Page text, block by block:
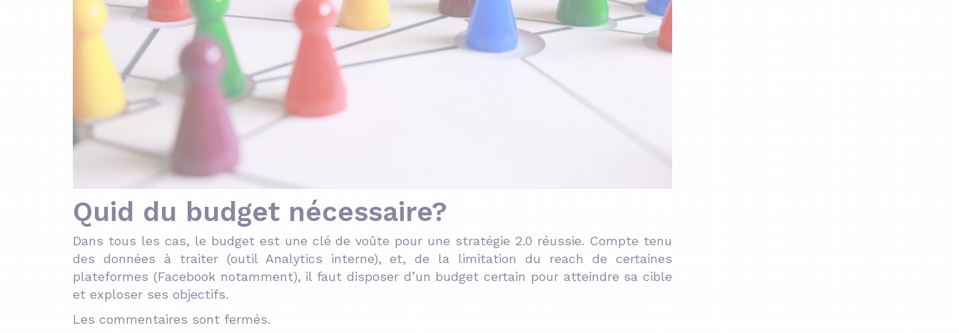
Quid du budget nécessaire?
Dans tous les cas, le budget est une clé de voûte pour une stratégie 2.0 réussie. Compte tenu
des données à traiter (outil Analytics interne), et, de la limitation du reach de certaines
plateformes (Facebook notamment), il faut disposer d’un budget certain pour atteindre sa cible
et exploser ses objectifs.
Les commentaires sont fermés.